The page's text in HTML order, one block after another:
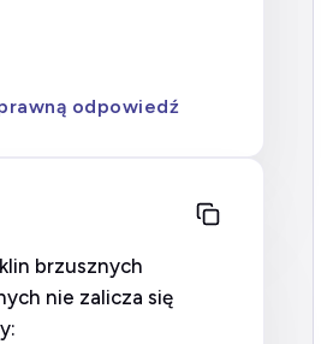
odpowiedź
brzusznych
nie zalicza się